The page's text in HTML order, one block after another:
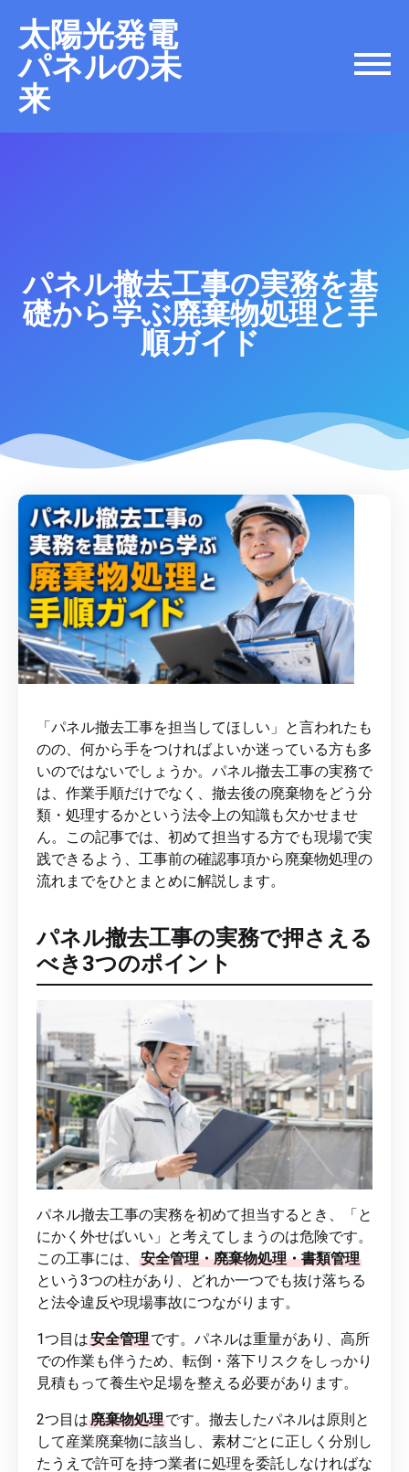
太陽光発電
パネルの未
来
パネル撤去工事の実務を基
礎から学ぶ廃棄物処理と手
順ガイド
「パネル撤去工事を担当してほしい」と言われたも
のの、何から手をつければよいか迷っている方も多
いのではないでしょうか。パネル撤去工事の実務で
は、作業手順だけでなく、撤去後の廃棄物をどう分
類・処理するかという法令上の知識も欠かせませ
ん。この記事では、初めて担当する方でも現場で実
践できるよう、工事前の確認事項から廃棄物処理の
流れまでをひとまとめに解説します。
パネル撤去工事の実務で押さえる
べき3つのポイント
パネル撤去工事の実務を初めて担当するとき、「と
にかく外せばいい」と考えてしまうのは危険です。
この工事には、
安全管理・廃棄物処理・書類管理
という3つの柱があり、どれか一つでも抜け落ちる
と法令違反や現場事故につながります。
1つ目は安全管理です。パネルは重量があり、高所
での作業も伴うため、転倒・落下リスクをしっかり
見積もって養生や足場を整える必要があります。
2つ目は廃棄物処理です。撤去したパネルは原則と
して産業廃棄物に該当し、素材ごとに正しく分別し
たうえで許可を持つ業者に処理を委託しなければな